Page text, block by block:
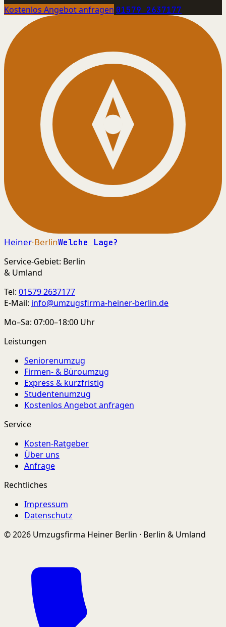
Kostenlos Angebot anfragen 01579 2637177
Heiner·BerlinWelche Lage?
Service-Gebiet: Berlin
& Umland
Tel: 01579 2637177
E-Mail: info@umzugsfirma-heiner-berlin.de
Mo–Sa: 07:00–18:00 Uhr
Leistungen
Seniorenumzug
Firmen- & Büroumzug
Express & kurzfristig
Studentenumzug
Kostenlos Angebot anfragen
Service
Kosten-Ratgeber
Über uns
Anfrage
Rechtliches
Impressum
Datenschutz
© 2026 Umzugsfirma Heiner Berlin · Berlin & Umland